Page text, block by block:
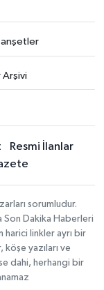
Arşivi
Resmi İlanlar
sorumludur.
Son Dakika Haberleri
harici linkler ayrı bir
köşe yazıları ve
dahi, herhangi bir